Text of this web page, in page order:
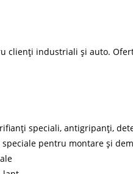
clienți industriali și auto.
speciali, antigripanți,
pentru montare și